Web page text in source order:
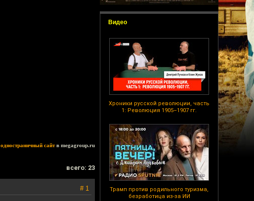
Видео
Хроники русской революции, часть
1: Революция 1905–1907 гг.
Трамп против родильного туризма,
безработица из-за ИИ
одностраничный сайтв megagroup.ru
всего: 23
# 1